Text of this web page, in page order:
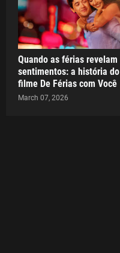
Quando as férias revelam
sentimentos: a história do
filme De Férias com Você
March 07, 2026